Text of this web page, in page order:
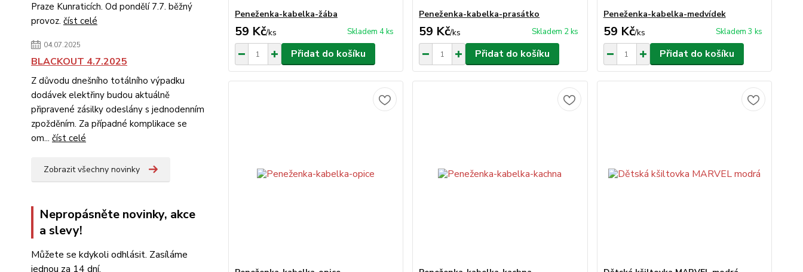
Praze Kunraticích. Od pondělí 7.7. běžný
provoz. číst celé
04.07.2025
BLACKOUT 4.7.2025
Z důvodu dnešního totálního výpadku
dodávek elektřiny budou aktuálně
připravené zásilky odeslány s jednodenním
zpožděním. Za případné komplikace se
om... číst celé
Zobrazit všechny novinky
Nepropásněte novinky, akce
a slevy!
Můžete se kdykoli odhlásit. Zasíláme
jednou za 14 dní.
Peneženka-kabelka-žába
59 Kč/ks Skladem 4 ks
Přidat do košíku
Peneženka-kabelka-prasátko
59 Kč/ks Skladem 2 ks
Přidat do košíku
Peneženka-kabelka-medvídek
59 Kč/ks Skladem 3 ks
Přidat do košíku